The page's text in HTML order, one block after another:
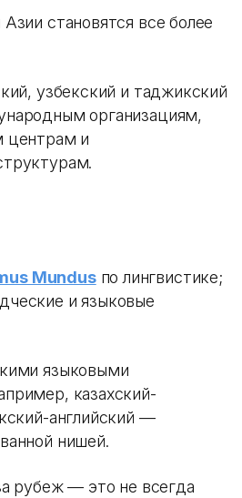
становятся все более
узбекский и таджикский
организациям,
центрам и
Mundusпо лингвистике;
и языковые
языковыми
казахский-
английский —
нишей.
рубеж — это не всегда